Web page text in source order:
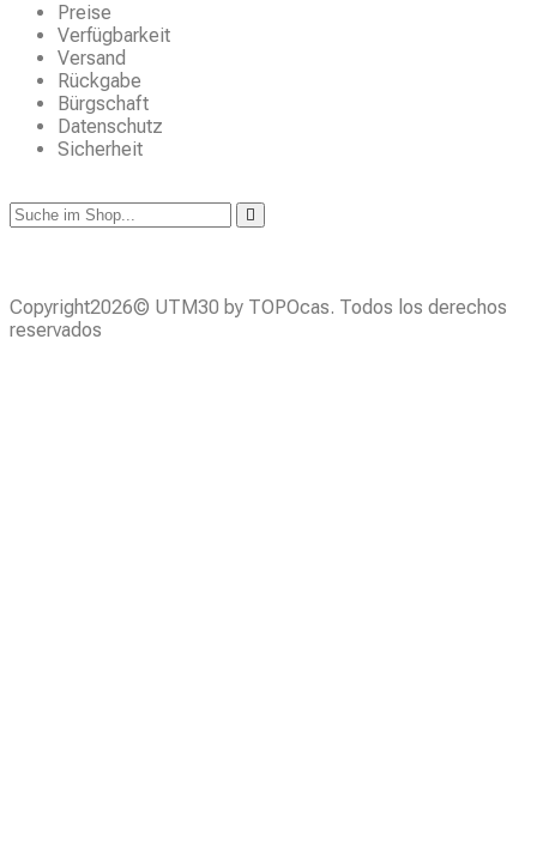
Preise
Verfügbarkeit
Versand
Rückgabe
Bürgschaft
Datenschutz
Sicherheit
Copyright2026© UTM30 by TOPOcas. Todos los derechos
reservados